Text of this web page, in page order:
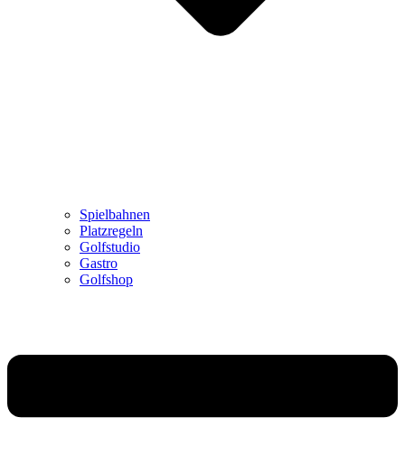
Spielbahnen
Platzregeln
Golfstudio
Gastro
Golfshop